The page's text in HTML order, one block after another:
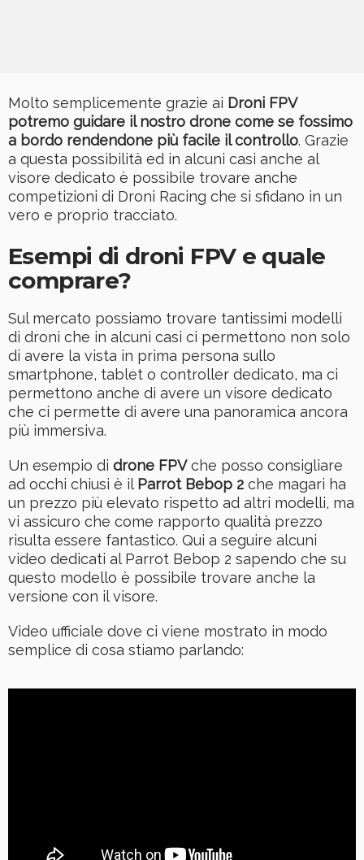
Molto semplicemente grazie ai Droni FPV
potremo guidare il nostro drone come se fossimo
a bordo rendendone più facile il controllo. Grazie
a questa possibilità ed in alcuni casi anche al
visore dedicato è possibile trovare anche
competizioni di Droni Racing che si sfidano in un
vero e proprio tracciato.
Esempi di droni FPV e quale
comprare?
Sul mercato possiamo trovare tantissimi modelli
di droni che in alcuni casi ci permettono non solo
di avere la vista in prima persona sullo
smartphone, tablet o controller dedicato, ma ci
permettono anche di avere un visore dedicato
che ci permette di avere una panoramica ancora
più immersiva.
Un esempio di drone FPVche posso consigliare
ad occhi chiusi è il Parrot Bebop 2 che magari ha
un prezzo più elevato rispetto ad altri modelli, ma
vi assicuro che come rapporto qualità prezzo
risulta essere fantastico. Qui a seguire alcuni
video dedicati al Parrot Bebop 2 sapendo che su
questo modello è possibile trovare anche la
versione con il visore.
Video ufficiale dove ci viene mostrato in modo
semplice di cosa stiamo parlando: